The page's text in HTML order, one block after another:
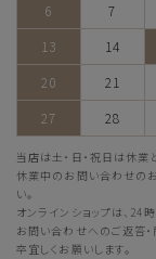
6
7
13
14
20
21
27
28
当店は土・日・祝日は休業
休業中のお問い合わせの
い。
オンラインショップは、24
お問い合わせへのご返答
卒宜しくお願いします。